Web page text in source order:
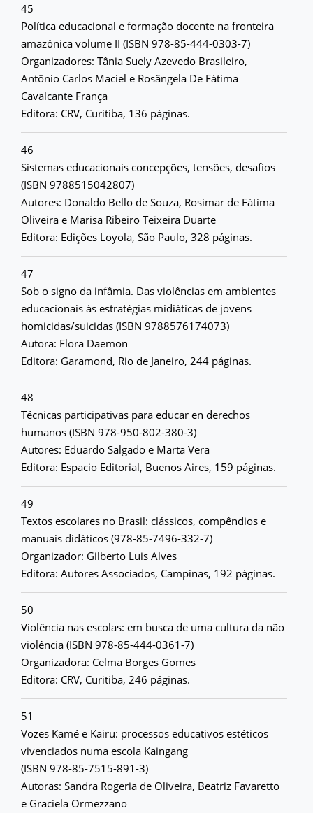
45
Política educacional e formação docente na fronteira
amazônica volume II (ISBN 978-85-444-0303-7)
Organizadores: Tânia Suely Azevedo Brasileiro,
Antônio Carlos Maciel e Rosângela De Fátima
Cavalcante França
Editora: CRV, Curitiba, 136 páginas.
46
Sistemas educacionais concepções, tensões, desafios
(ISBN 9788515042807)
Autores: Donaldo Bello de Souza, Rosimar de Fátima
Oliveira e Marisa Ribeiro Teixeira Duarte
Editora: Edições Loyola, São Paulo, 328 páginas.
47
Sob o signo da infâmia. Das violências em ambientes
educacionais às estratégias midiáticas de jovens
homicidas/suicidas (ISBN 9788576174073)
Autora: Flora Daemon
Editora: Garamond, Rio de Janeiro, 244 páginas.
48
Técnicas participativas para educar en derechos
humanos (ISBN 978-950-802-380-3)
Autores: Eduardo Salgado e Marta Vera
Editora: Espacio Editorial, Buenos Aires, 159 páginas.
49
Textos escolares no Brasil: clássicos, compêndios e
manuais didáticos (978-85-7496-332-7)
Organizador: Gilberto Luis Alves
Editora: Autores Associados, Campinas, 192 páginas.
50
Violência nas escolas: em busca de uma cultura da não
violência (ISBN 978-85-444-0361-7)
Organizadora: Celma Borges Gomes
Editora: CRV, Curitiba, 246 páginas.
51
Vozes Kamé e Kairu: processos educativos estéticos
vivenciados numa escola Kaingang
(ISBN 978-85-7515-891-3)
Autoras: Sandra Rogeria de Oliveira, Beatriz Favaretto
e Graciela Ormezzano